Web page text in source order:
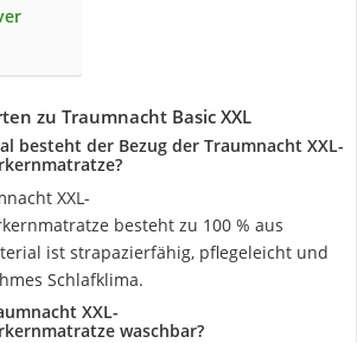
zu Traumnacht Basic XXL
besteht der Bezug der Traumnacht XXL-
XXL-
besteht zu 100 % aus
ist strapazierfähig, pflegeleicht und
Schlafklima.
XXL-
waschbar?